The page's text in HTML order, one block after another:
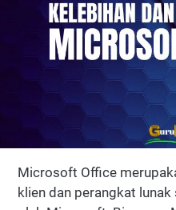
Microsoft Office
klien dan perangkat